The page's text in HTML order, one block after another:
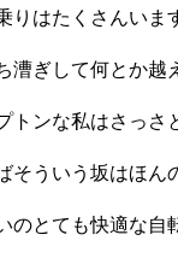
りはたくさんいま
漕ぎして何とか越
トンな私はさっさ
そういう坂はほん
のとても快適な自